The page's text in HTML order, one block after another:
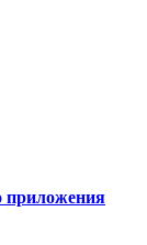
приложения